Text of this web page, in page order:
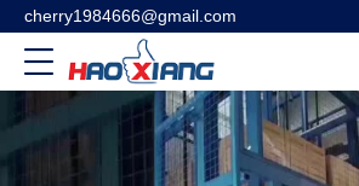
cherry1984666@gmail.com